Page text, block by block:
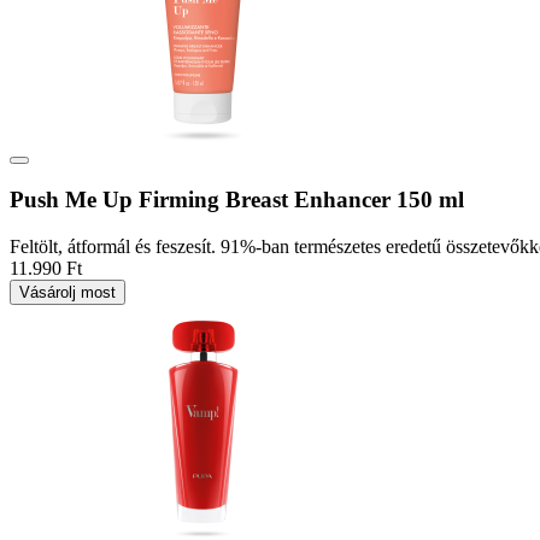
Push Me Up Firming Breast Enhancer 150 ml
Feltölt, átformál és feszesít. 91%-ban természetes eredetű
11.990 Ft
Vásárolj most